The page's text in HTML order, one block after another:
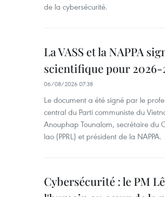
de la cybersécurité.
La VASS et la NAPPA
scientifique pour 2026-
06/08/2026 07:38
Le document a été signé par le
central du Parti communiste du
Anouphap Tounalom, secrétaire du
lao (PPRL) et président de la NAPPA.
Cybersécurité : le PM